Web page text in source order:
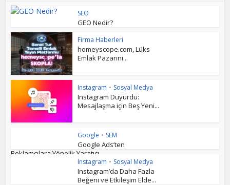
SEO
GEO Nedir?
Firma Haberleri
homeyscope.com, Lüks
Emlak Pazarını...
Instagram • Sosyal Medya
Instagram Duyurdu:
Mesajlaşma için Beş Yeni...
Google • SEM
Google Ads’ten
Reklamcılara Yönelik Yaratıcı...
Instagram • Sosyal Medya
Instagram’da Daha Fazla
Beğeni ve Etkileşim Elde...